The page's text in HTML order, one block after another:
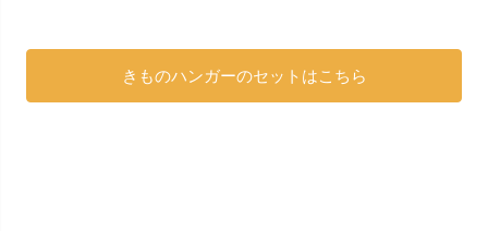
きものハンガーのセットはこちら